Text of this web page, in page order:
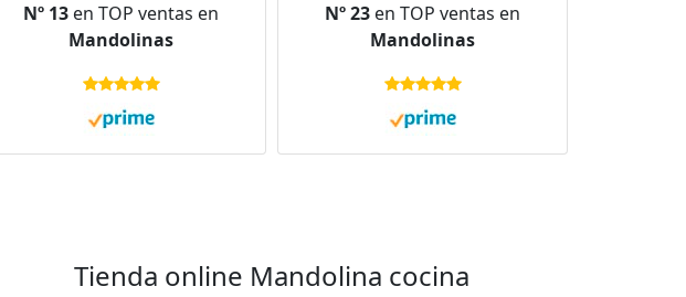
Mandolinas para Verduras,
Cebollas - con Guantes a
Prueba de Cortes y Cepillo de
Nº 13 en TOP ventas en
Mandolinas
Verduras manual con
Protección de Mano, Rallador
de Verduras, Corte Juliana,
Nº 23 en TOP ventas en
Mandolinas
Tienda online Mandolina cocina